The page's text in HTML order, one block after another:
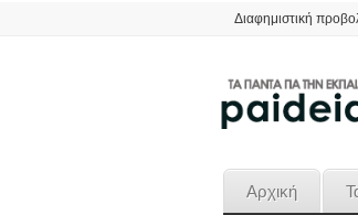
Διαφημιστική
Αρχική